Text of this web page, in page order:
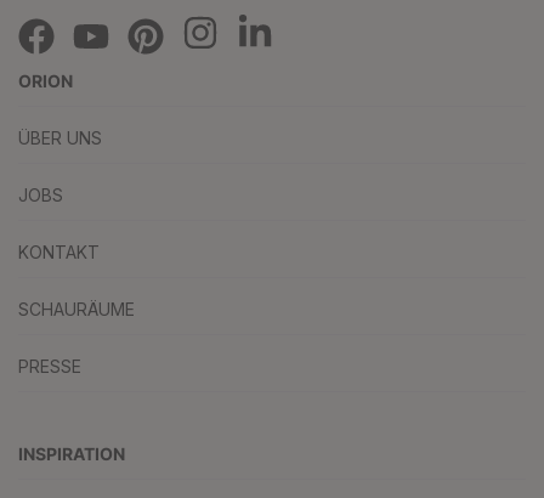
ORION
ÜBER UNS
JOBS
KONTAKT
SCHAURÄUME
PRESSE
INSPIRATION